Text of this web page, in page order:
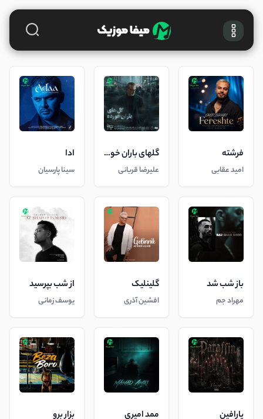
فرشته
امید عقابی
گلهای باران خورده
علیرضا قربانی
ادا
سینا پارسیان
باز شب شد
مهراد جم
گلینلیک
افشین آذری
از شب بپرسید
یوسف زمانی
پارافین ممد امیری بزار برو